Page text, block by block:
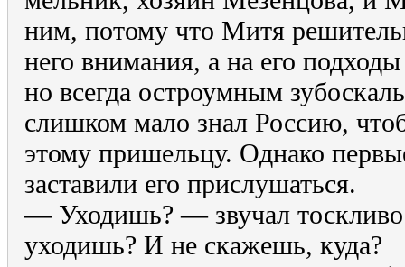
ним, потому что Митя
него внимания, а на его
но всегда остроумным
слишком мало знал Россию,
этому пришельцу. Однако
заставили его прислушаться.
— Уходишь? — звучал
уходишь? И не скажешь, куда?